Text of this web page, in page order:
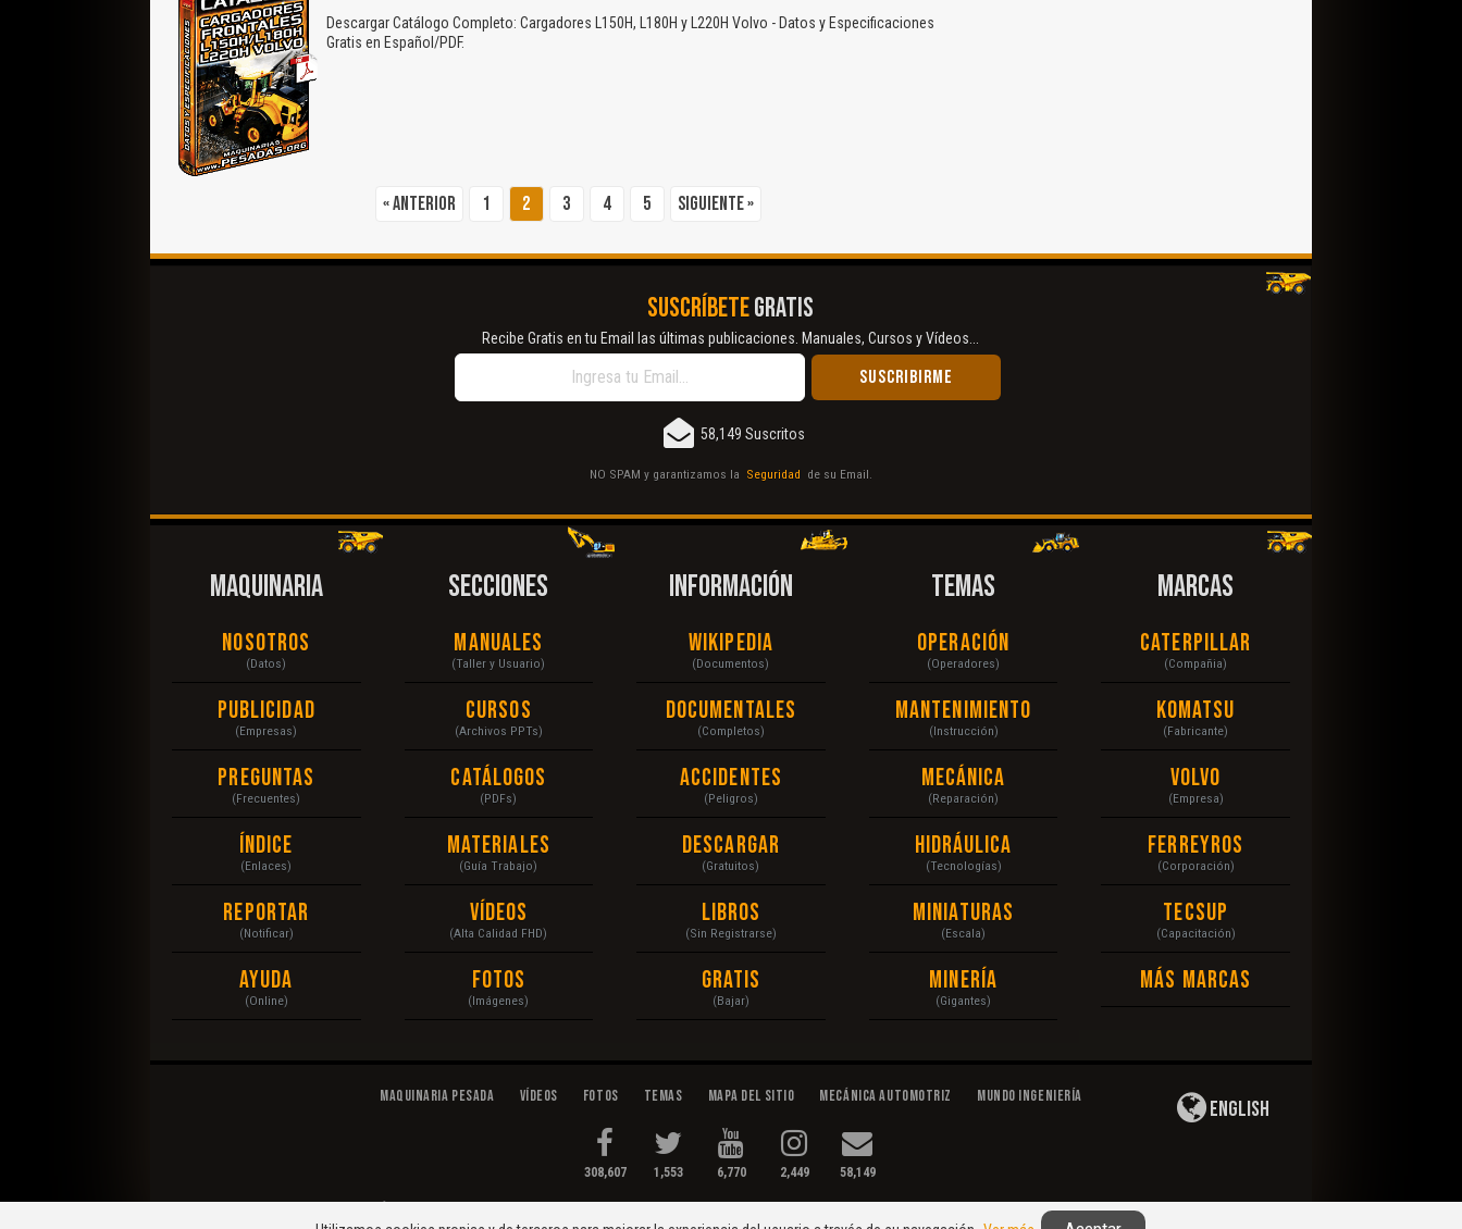
Descargar Catálogo Completo: Cargadores L150H, L180H y L220H Volvo - Datos y Especificaciones
Gratis en Español/PDF.
« Anterior 1 2 3 4 5 Siguiente »
SUSCRÍBETEGRATIS
Recibe Gratis en tu Email las últimas publicaciones. Manuales, Cursos y Vídeos...
58,149 Suscritos
NO SPAM y garantizamos la Seguridad de su Email.
MAQUINARIA
Nosotros
(Datos)
Publicidad
(Empresas)
Preguntas
(Frecuentes)
Índice
(Enlaces)
Reportar
(Notificar)
Ayuda
(Online)
SECCIONES
Manuales
(Taller y Usuario)
Cursos
(Archivos PPTs)
Catálogos
(PDFs)
Materiales
(Guía Trabajo)
Vídeos
(Alta Calidad FHD)
Fotos
(Imágenes)
INFORMACIÓN
Wikipedia
(Documentos)
Documentales
(Completos)
Accidentes
(Peligros)
Descargar
(Gratuitos)
Libros
(Sin Registrarse)
Gratis
(Bajar)
TEMAS
Operación
(Operadores)
Mantenimiento
(Instrucción)
Mecánica
(Reparación)
Hidráulica
(Tecnologías)
Miniaturas
(Escala)
Minería
(Gigantes)
MARCAS
Caterpillar
(Compañia)
Komatsu
(Fabricante)
Volvo
(Empresa)
Ferreyros
(Corporación)
Tecsup
(Capacitación)
Más Marcas
Maquinaria Pesada Vídeos Fotos Temas Mapa del Sitio Mecánica Automotriz Mundo Ingeniería
308,607 1,553 6,770 2,449 58,149
English
|Derechos de Autor